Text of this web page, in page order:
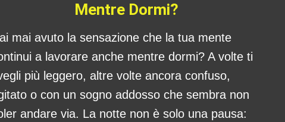
Mentre Dormi?
mai avuto la sensazione che la tua mente
a lavorare anche mentre dormi? A volte ti
più leggero, altre volte ancora confuso,
o con un sogno addosso che sembra non
andare via. La notte non è solo una pausa: